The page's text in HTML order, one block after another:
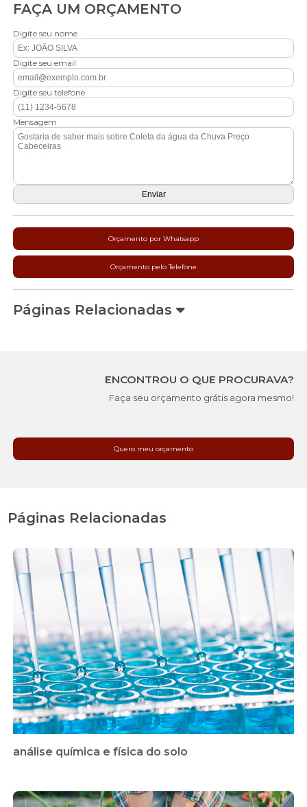
FAÇA UM ORÇAMENTO
Digite seu nome
Digite seu email
Digite seu telefone
Mensagem
Orçamento por Whatsapp
Orçamento pelo Telefone
Páginas Relacionadas
ENCONTROU O QUE PROCURAVA?
Faça seu orçamento grátis agora mesmo!
Quero meu orçamento
Páginas Relacionadas
análise química e física do solo